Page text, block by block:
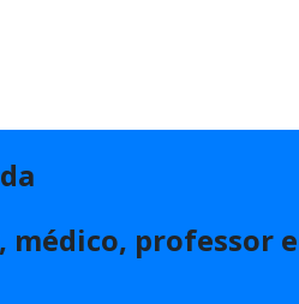
professor